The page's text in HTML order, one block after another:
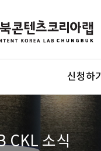
신청하기
CKL 소식